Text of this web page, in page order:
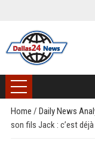
Home / Daily News
son fils Jack : c’est